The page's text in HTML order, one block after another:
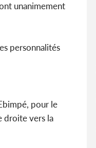
unanimement
personnalités
pour le
droite vers la